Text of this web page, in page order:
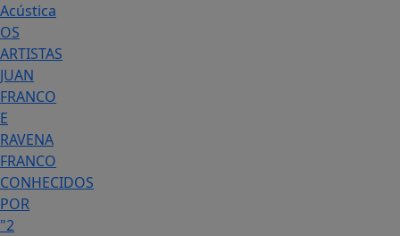
Acústica
OS
ARTISTAS
JUAN
FRANCO
E
RAVENA
FRANCO
CONHECIDOS
POR
"2